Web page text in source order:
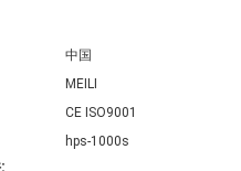
中国
MEILI
CE ISO9001
hps-1000s